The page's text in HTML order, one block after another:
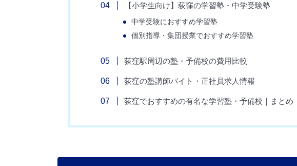
【小学生向け】荻窪の学習塾・中学受験塾
中学受験におすすめ学習塾
個別指導・集団授業でおすすめ学習塾
荻窪駅周辺の塾・予備校の費用比較
荻窪の塾講師バイト・正社員求人情報
荻窪でおすすめの有名な学習塾・予備校｜まとめ